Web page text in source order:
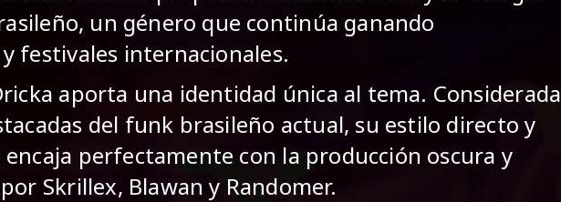
un género que continúa ganando
festivales internacionales.
aporta una identidad única al tema. Considerada
del funk brasileño actual, su estilo directo y
perfectamente con la producción oscura y
Skrillex, Blawan y Randomer.